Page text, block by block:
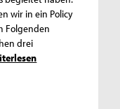
wir in ein Policy
Folgenden
drei